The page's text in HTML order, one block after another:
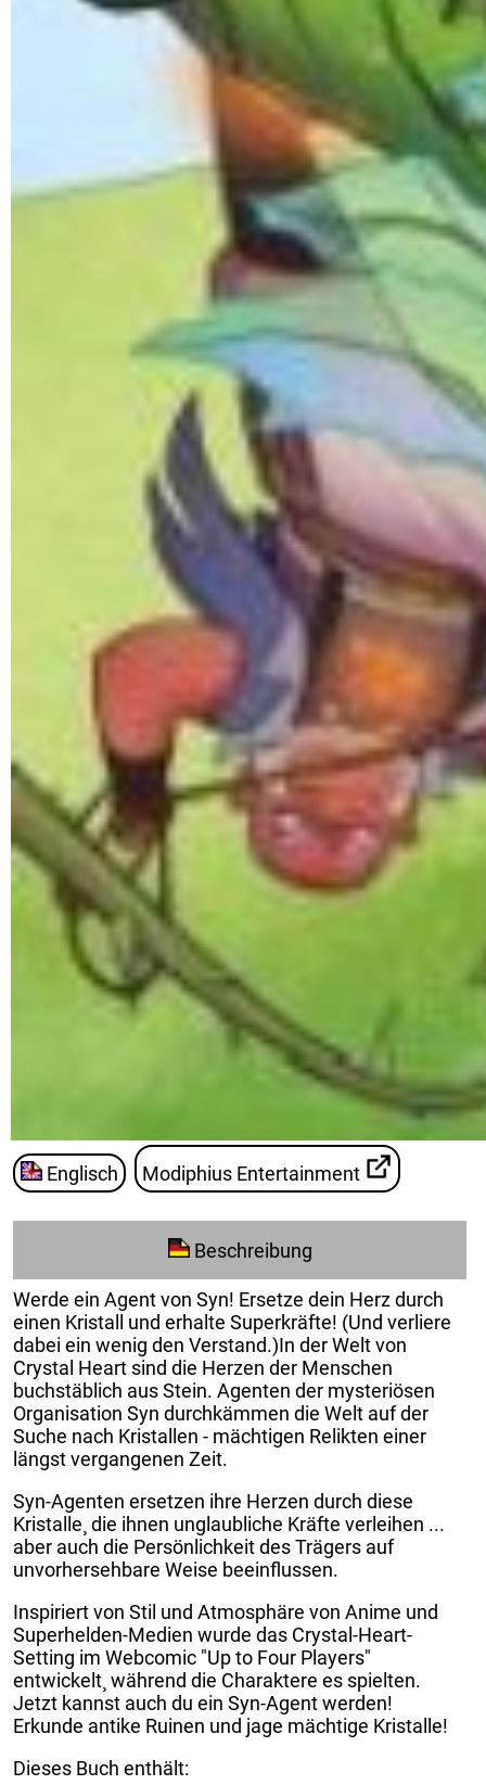
Englisch Modiphius Entertainment
Beschreibung
Werde ein Agent von Syn! Ersetze dein Herz durch
einen Kristall und erhalte Superkräfte! (Und verliere
dabei ein wenig den Verstand.)In der Welt von
Crystal Heart sind die Herzen der Menschen
buchstäblich aus Stein. Agenten der mysteriösen
Organisation Syn durchkämmen die Welt auf der
Suche nach Kristallen - mächtigen Relikten einer
längst vergangenen Zeit.
Syn-Agenten ersetzen ihre Herzen durch diese
Kristalle¸ die ihnen unglaubliche Kräfte verleihen ...
aber auch die Persönlichkeit des Trägers auf
unvorhersehbare Weise beeinflussen.
Inspiriert von Stil und Atmosphäre von Anime und
Superhelden-Medien wurde das Crystal-Heart-
Setting im Webcomic "Up to Four Players"
entwickelt¸ während die Charaktere es spielten.
Jetzt kannst auch du ein Syn-Agent werden!
Erkunde antike Ruinen und jage mächtige Kristalle!
Dieses Buch enthält: